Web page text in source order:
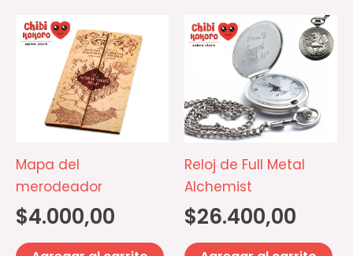
Mapa del
merodeador
$4.000,00
Reloj de Full Metal
Alchemist
$26.400,00